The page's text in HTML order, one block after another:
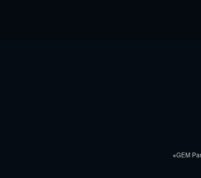
※GEM